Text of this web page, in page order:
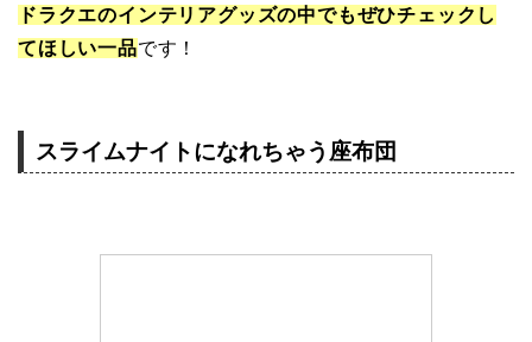
ドラクエのインテリアグッズの中でもぜひチェックし
てほしい一品です！
スライムナイトになれちゃう座布団